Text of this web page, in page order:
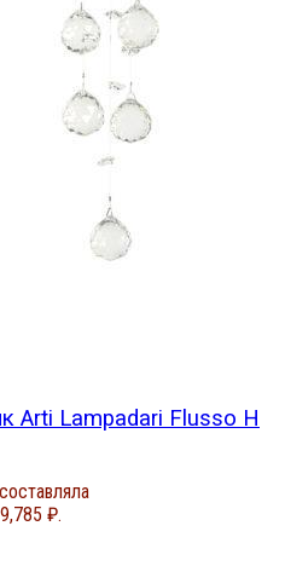
Arti Lampadari Flusso H
₽.